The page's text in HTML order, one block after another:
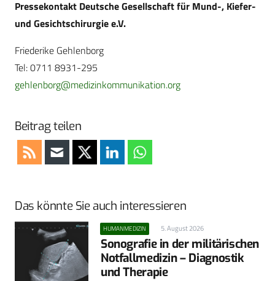
Pressekontakt Deutsche Gesellschaft für Mund-, Kiefer-
und Gesichtschirurgie e.V.
Friederike Gehlenborg
Tel: 0711 8931-295
gehlenborg@medizinkommunikation.org
Beitrag teilen
Das könnte Sie auch interessieren
HUMANMEDIZIN 5. August 2026
Sonografie in der militärischen
Notfallmedizin – Diagnostik
und Therapie